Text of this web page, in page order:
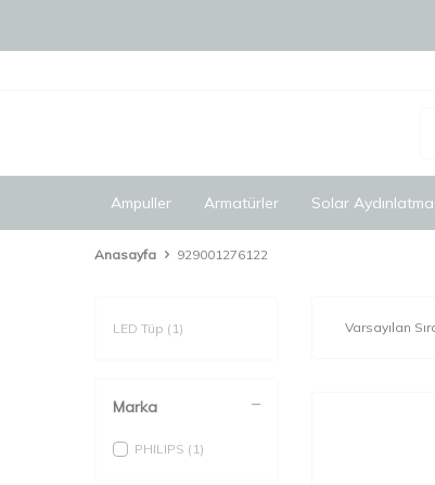
Ampuller Armatürler Solar Aydınlatma
Anasayfa 929001276122
LED Tüp (1)
Marka
PHILIPS (1)